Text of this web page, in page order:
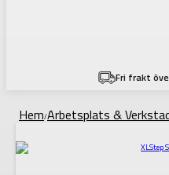
Fri frakt
Hem/Arbetsplats &